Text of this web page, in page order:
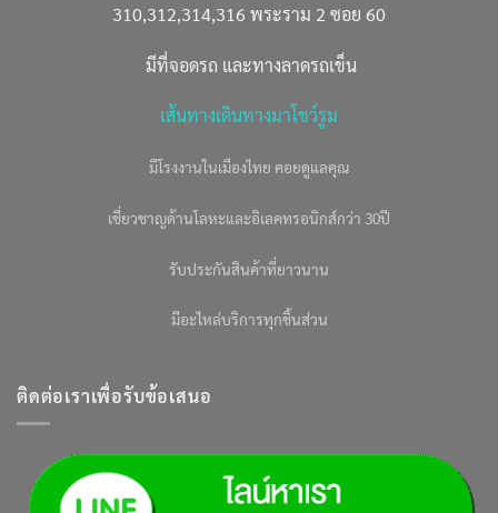
310,312,314,316 พระราม 2 ซอย 60
มีที่จอดรถ และทางลาดรถเข็น
เส้นทางเดินทางมาโชว์รูม
มีโรงงานในเมืองไทย คอยดูแลคุณ
เชี่ยวชาญด้านโลหะและอิเลคทรอนิกส์กว่า 30ปี
รับประกันสินค้าที่ยาวนาน
มีอะไหล่บริการทุกชิ้นส่วน
ติดต่อเราเพื่อรับข้อเสนอ